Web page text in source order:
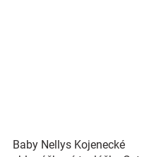
Baby Nellys Kojenecké